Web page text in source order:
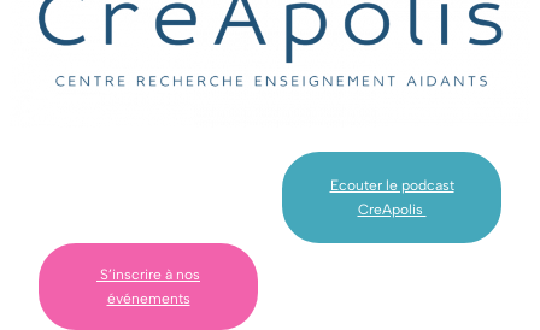
Ecouter le podcast
CreApolis ​
​ S’inscrire à nos
événements​